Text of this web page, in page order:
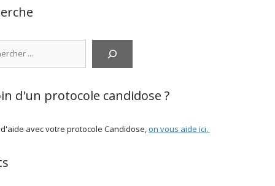
d'un protocole candidose ?
avec votre protocole Candidose, on vous aide ici.